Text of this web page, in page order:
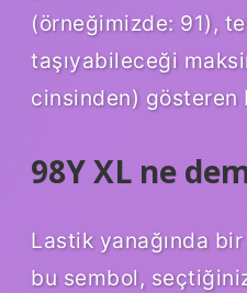
(örneğimizde: 91),
taşıyabileceği
cinsinden) gösteren
98Y XL ne
Lastik yanağında
bu sembol,